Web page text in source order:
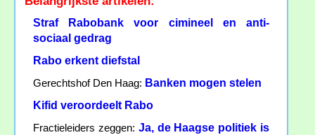
Straf Rabobank voor cimineel en anti-
sociaal gedrag
Rabo erkent diefstal
Gerechtshof Den Haag: Banken mogen stelen
Kifid veroordeelt Rabo
Fractieleiders zeggen: Ja, de Haagse politiek is